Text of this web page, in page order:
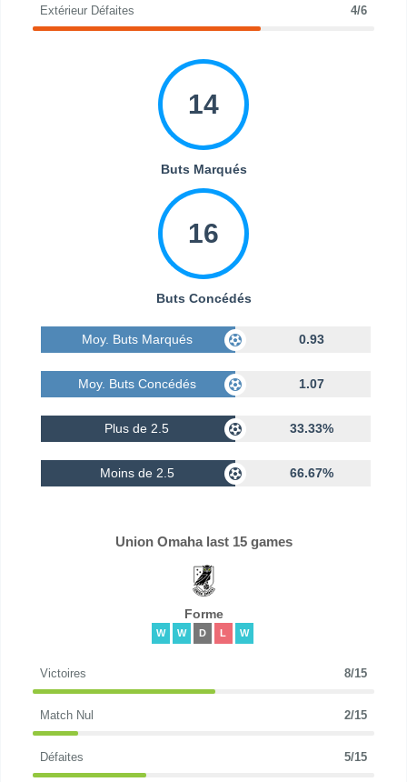
Extérieur Défaites 4/6
14
Buts Marqués
16
Buts Concédés
Moy. Buts Marqués 0.93
Moy. Buts Concédés 1.07
Plus de 2.5 33.33%
Moins de 2.5 66.67%
Union Omaha last 15 games
Forme
W W D L W
Victoires 8/15
Match Nul 2/15
Défaites 5/15